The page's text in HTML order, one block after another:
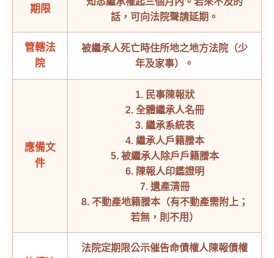
期限
話，可向法院聲請延期。
管轄法
院
被繼承人死亡時住所地之地方法院（少
年及家事）。
應備文
件
1. 民事陳報狀
2. 全體繼承人名冊
3. 繼承系統表
4. 繼承人戶籍謄本
5. 被繼承人除戶戶籍謄本
6. 陳報人印鑑證明
7. 遺產清冊
8. 不動產地籍謄本（有不動產需附上；
若無，則不用）
法院定期限公示催告命債權人陳報債權